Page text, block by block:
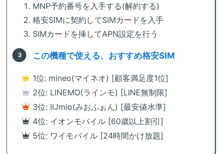
MNP予約番号を入手する(解約する)
格安SIMに契約してSIMカードを入手
SIMカードを挿してAPN設定を行う
この機種で使える、おすすめ格安SIM
1位: mineo(マイネオ) [顧客満足度1位]
2位: LINEMO(ラインモ) [LINE無制限]
3位: IIJmio(みおふぉん) [最安値水準]
4位: イオンモバイル [60歳以上割引]
5位: ワイモバイル [24時間かけ放題]